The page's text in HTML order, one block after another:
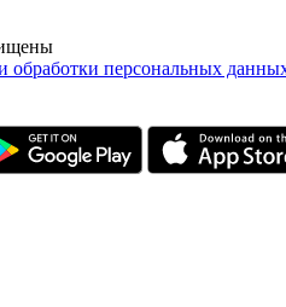
обработки персональных